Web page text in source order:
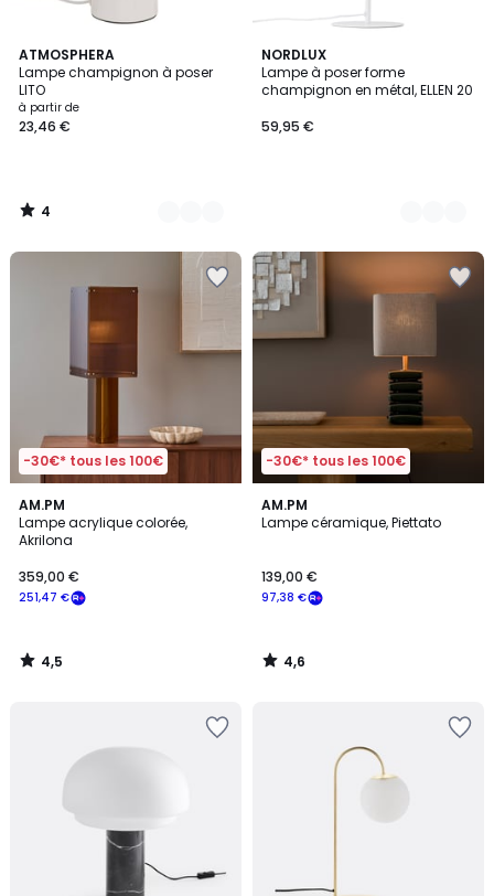
ATMOSPHERA
Lampe champignon à poser
LITO
à partir de
23,46 €
4
/
5
7
Couleurs
4
/
NORDLUX
Lampe à poser forme
champignon en métal, ELLEN 20
59,95 €
4
Couleurs
-30€* tous les 100€
AM.PM
Lampe acrylique colorée,
Akrilona
251,47 €
359,00 €
4,5
/ 5
4,5
/
-30€* tous les 100€
AM.PM
Lampe céramique, Piettato
97,38 €
139,00 €
4,6
/ 5
4,6
/